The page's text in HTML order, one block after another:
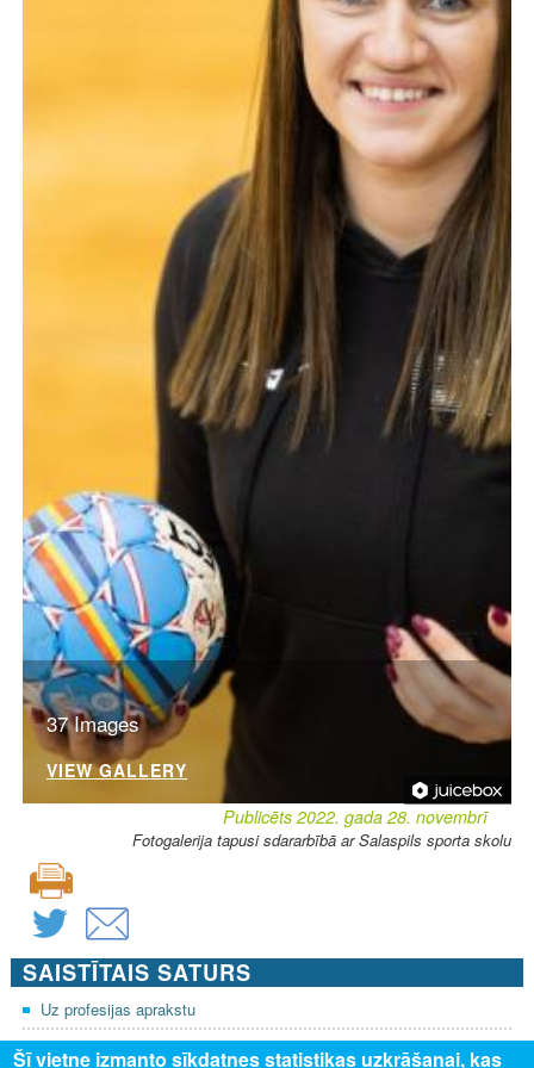
37 Images
VIEW GALLERY
Publicēts 2022. gada 28. novembrī
Fotogalerija tapusi sdararbībā ar Salaspils sporta skolu
SAISTĪTAIS SATURS
Uz profesijas aprakstu
Šī vietne izmanto sīkdatnes statistikas uzkrāšanai, kas